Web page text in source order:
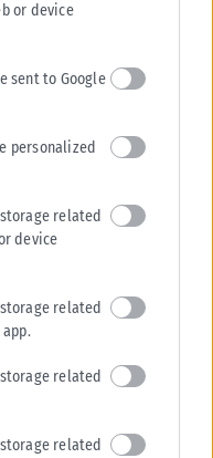
or device
sent to Google
personalized
related
device
related
related
related